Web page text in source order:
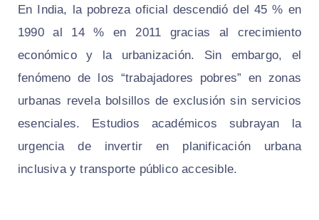
En India, la pobreza oficial descendió del 45 % en
1990 al 14 % en 2011 gracias al crecimiento
económico y la urbanización. Sin embargo, el
fenómeno de los “trabajadores pobres” en zonas
urbanas revela bolsillos de exclusión sin servicios
esenciales. Estudios académicos subrayan la
urgencia de invertir en planificación urbana
inclusiva y transporte público accesible.